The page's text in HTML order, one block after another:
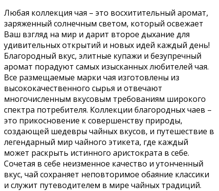
Любая коллекция чая – это восхитительный аромат,
заряженный солнечным светом, который освежает
Ваш взгляд на мир и дарит второе дыхание для
удивительных открытий и новых идей каждый день!
Благородный вкус, элитные купажи и безупречный
аромат порадуют самых изысканных любителей чая.
Все размещаемые марки чая изготовлены из
высококачественного сырья и отвечают
многочисленным вкусовым требованиям широкого
спектра потребителя. Коллекции благородных чаев –
это прикосновение к совершенству природы,
создающей шедевры чайных вкусов, и путешествие в
легендарный мир чайного этикета, где каждый
может раскрыть истинного аристократа в себе.
Сочетая в себе неизменное качество и утонченный
вкус, чай сохраняет неповторимое обаяние классики
и служит путеводителем в мире чайных традиций.